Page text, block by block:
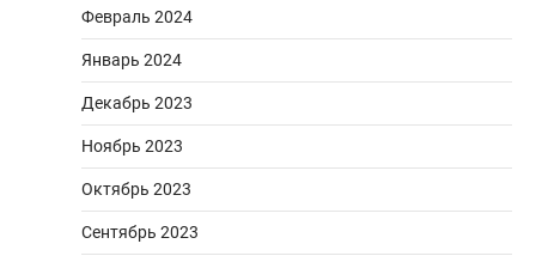
Февраль 2024
Январь 2024
Декабрь 2023
Ноябрь 2023
Октябрь 2023
Сентябрь 2023